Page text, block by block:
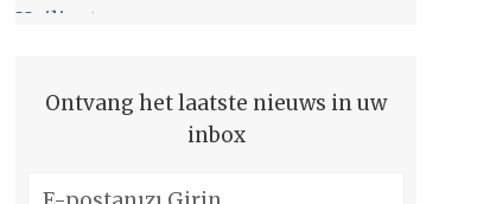
Ontvang het laatste nieuws in uw
inbox